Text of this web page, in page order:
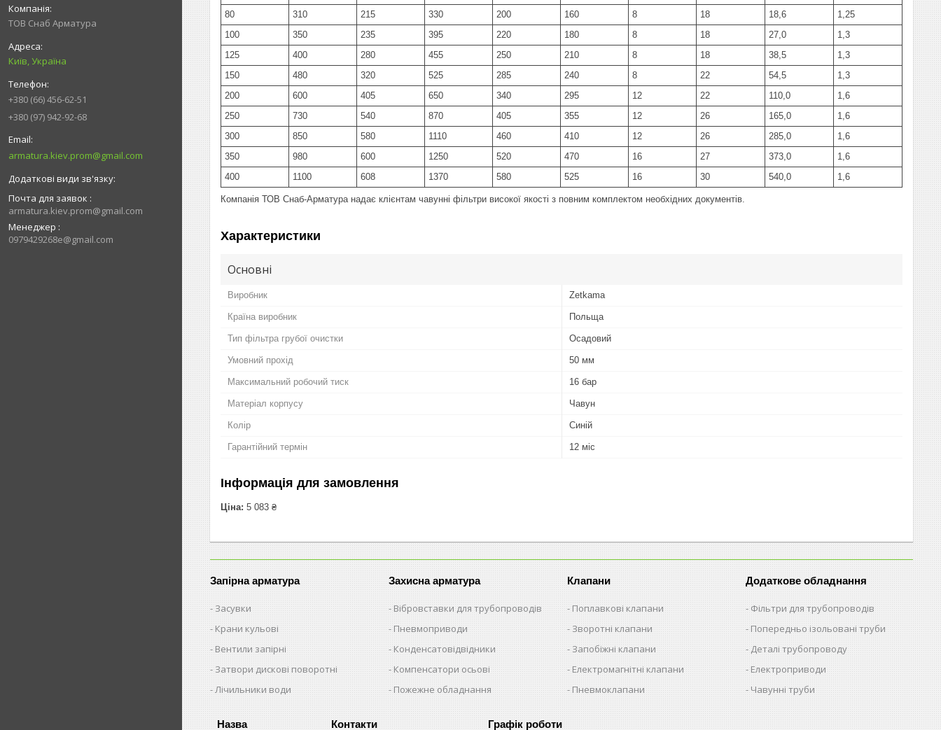
ТОВ Снаб Арматура
Київ, Україна
+380 (66) 456-62-51
+380 (97) 942-92-68
armatura.kiev.prom@gmail.com
Почта для заявок
armatura.kiev.prom@gmail.com
Менеджер
0979429268e@gmail.com
80
310 215 330 200 160 8 18 18,6
1,25
100
350 235 395 220 180 8 18 27,0
1,3
125
400 280 455 250 210 8 18 38,5
1,3
150
480 320 525 285 240 8 22 54,5
1,3
200
600 405 650 340 295 12 22 110,0
1,6
250
730 540 870 405 355 12 26 165,0
1,6
300
850 580 1110 460 410 12 26 285,0
1,6
350
980 600 1250 520 470 16 27 373,0
1,6
400
1100 608 1370 580 525 16 30 540,0 1,6
Компанія ТОВ Снаб-Арматура надає клієнтам чавунні фільтри високої якості з повним комплектом необхідних документів.
Характеристики
Основні
Виробник Zetkama
Країна виробник Польща
Тип фільтра грубої очистки Осадовий
Умовний прохід 50 мм
Максимальний робочий тиск 16 бар
Матеріал корпусу Чавун
Колір Синій
Гарантійний термін 12 міс
Інформація для замовлення
Ціна: 5 083 ₴
Запірна арматура
Засувки
Крани кульові
Вентили запірні
Затвори дискові поворотні
Лічильники води
Захисна арматура
Вібровставки для трубопроводів
Пневмоприводи
Конденсатовідвідники
Компенсатори осьові
Пожежне обладнання
Клапани
Поплавкові клапани
Зворотні клапани
Запобіжні клапани
Електромагнітні клапани
Пневмоклапани
Додаткове обладнання
Фільтри для трубопроводів
Попередньо ізольовані труби
Деталі трубопроводу
Електроприводи
Чавунні труби
Графік роботи